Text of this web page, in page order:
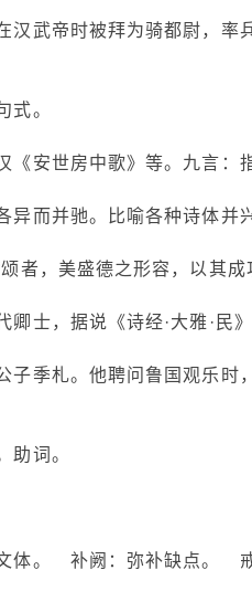
汉武帝时被拜为骑都尉，
式。
《安世房中歌》等。九言：
异而并驰。比喻各种诗体并
者，美盛德之形容，以其
卿士，据说《诗经·大雅·民
子季札。他聘问鲁国观乐时
助词。
文体。 补阙：弥补缺点。